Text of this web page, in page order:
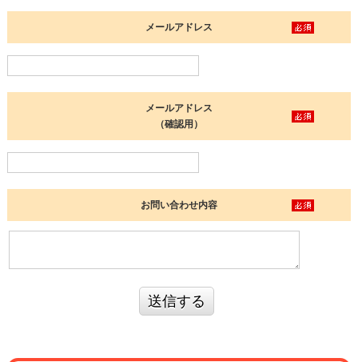
メールアドレス
メールアドレス
（確認用）
お問い合わせ内容
送信する